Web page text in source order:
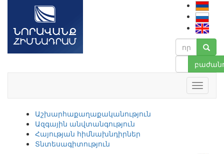
Աշխարհաքաղաքականություն
Ազգային անվտանգություն
Հայության հիմնախնդիրներ
Տնտեսագիտություն